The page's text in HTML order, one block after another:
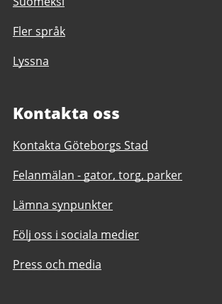
Fler språk
Lyssna
Kontakta oss
Kontakta Göteborgs Stad
Felanmälan - gator, torg, parker
Lämna synpunkter
Följ oss i sociala medier
Press och media